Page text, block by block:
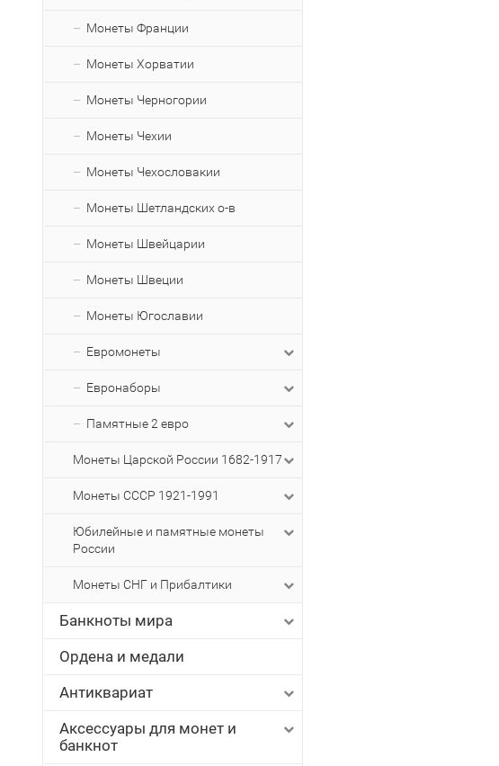
Монеты Франции
Монеты Хорватии
Монеты Черногории
Монеты Чехии
Монеты Чехословакии
Монеты Шетландских о-в
Монеты Швейцарии
Монеты Швеции
Монеты Югославии
Евромонеты
Евронаборы
Памятные 2 евро
Монеты Царской России 1682-1917
Монеты СССР 1921-1991
Юбилейные и памятные монеты
России
Монеты СНГ и Прибалтики
Банкноты мира
Ордена и медали
Антиквариат
Аксессуары для монет и
банкнот